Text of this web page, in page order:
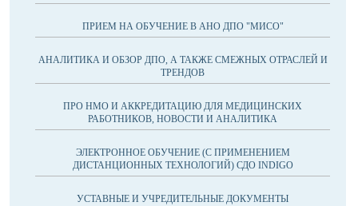
ПРИЕМ НА ОБУЧЕНИЕ В АНО ДПО "МИСО"
АНАЛИТИКА И ОБЗОР ДПО, А ТАКЖЕ СМЕЖНЫХ ОТРАСЛЕЙ И
ТРЕНДОВ
ПРО НМО И АККРЕДИТАЦИЮ ДЛЯ МЕДИЦИНСКИХ
РАБОТНИКОВ, НОВОСТИ И АНАЛИТИКА
ЭЛЕКТРОННОЕ ОБУЧЕНИЕ (С ПРИМЕНЕНИЕМ
ДИСТАНЦИОННЫХ ТЕХНОЛОГИЙ) СДО INDIGO
УСТАВНЫЕ И УЧРЕДИТЕЛЬНЫЕ ДОКУМЕНТЫ